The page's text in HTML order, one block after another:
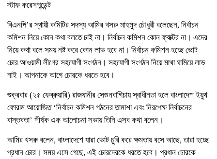
স্টাফ করেসপন্ডেন্ট
বিএনপি’র স্থায়ী কমিটির সদস্য আমির খসরু মাহমুদ চৌধুরী বলেছেন, নির্বাচন
কমিশন নিয়ে কোন কথা বলতে চাই না। নির্বাচন কমিশন কোন ফ্যাক্টর না। এদের
নিয়ে কথা বলে সময় নষ্ট করে কোন লাভ হবে না। নির্বাচন কমিশন হচ্ছে ভোট
চোর আওয়ামী লীগের সহযোগী সংগঠন। সহযোগী সংগঠন নিয়ে মাথা ঘামিয়ে লাভ
নাই। আপনাকে আগে চোরকে ধরতে হবে।
শুক্রবার (২৫ ফেব্রুয়ারি) রাজধানীর সেগুনবাগিচায় স্বাধীনতা হলে বাংলাদেশ ইয়ুথ
ফোরাম আয়োজিত ‘নির্বাচন কমিশন গঠনের তামাশা এবং নিরপেক্ষ নির্বাচনের
বাস্তবতা’ শীর্ষক এক আলোচনা সভায় তিনি এসব কথা বলেন।
আমির খসরু বলেন, বাংলাদেশে যারা ভোট চুরি করে ক্ষমতায় বসে আছে, তারা হচ্ছে
প্রধান চোর। সময় এসে গেছে, এই চোরদেরকে ধরতে হবে। প্রধান চোরকে